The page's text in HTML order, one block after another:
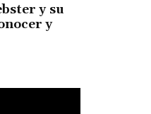
y su
y